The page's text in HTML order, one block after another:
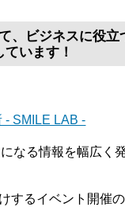
、ビジネスに役立
います！
- SMILE LAB -
なる情報を幅広く
するイベント開催